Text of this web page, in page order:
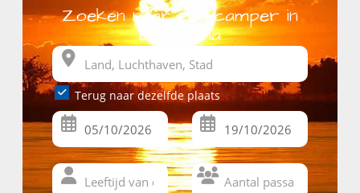
Zoeken naar een camper in
Botswana
Terug naar dezelfde plaats